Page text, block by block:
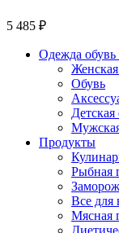
5 485 ₽
Одежда обувь
Обувь
Продукты
Рыбная
Все для
Мясная